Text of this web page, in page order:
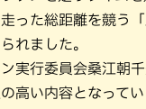
った総距離を競う
れました。
実行委員会桑江朝
高い内容となって